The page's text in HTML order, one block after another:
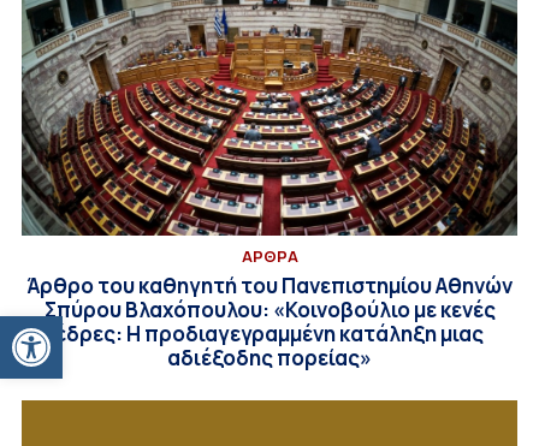
Ανοίξτε τη γραμμή εργαλείων
ΑΡΘΡΑ
Άρθρο του καθηγητή του Πανεπιστημίου Αθηνών
Σπύρου Βλαχόπουλου: «Κοινοβούλιο με κενές
έδρες: Η προδιαγεγραμμένη κατάληξη μιας
αδιέξοδης πορείας»